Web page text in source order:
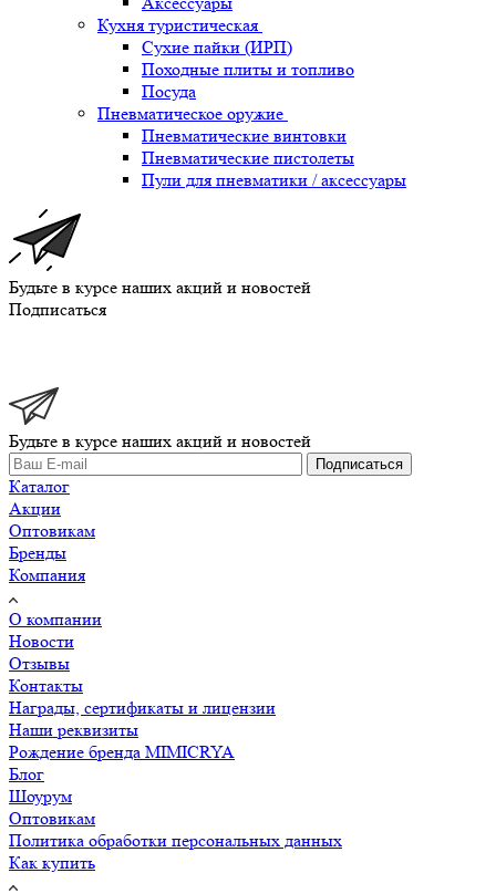
Кухня туристическая
Сухие пайки (ИРП)
Походные плиты и топливо
Посуда
Пневматическое оружие
Пневматические винтовки
Пневматические пистолеты
Пули для пневматики / аксессуары
Будьте в курсе наших акций и новостей
Подписаться
Будьте в курсе наших акций и новостей
Подписаться
Каталог
Акции
Оптовикам
Бренды
Компания
О компании
Новости
Отзывы
Контакты
Награды, сертификаты и лицензии
Наши реквизиты
Рождение бренда MIMICRYA
Блог
Шоурум
Оптовикам
Политика обработки персональных данных
Как купить